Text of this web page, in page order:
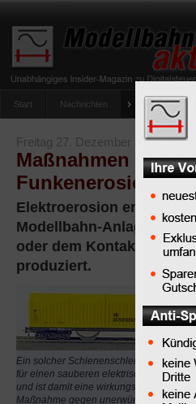
Start Nachrichten Tipps
umfrage-viessmann-multiprotokoll-
Freitag 27. Dezember 2024
Maßnahmen
Funkenerosion
Elektroerosion entsteht
Modellbahn-Anlage beim
oder dem Kontakt
produziert.
Ein solcher Schienenschleifwagen sorgt
für einen sauberen elektrischen Kontakt
und ist damit eine wirkungsvolle
Maßnahme gegen unerwünschtes